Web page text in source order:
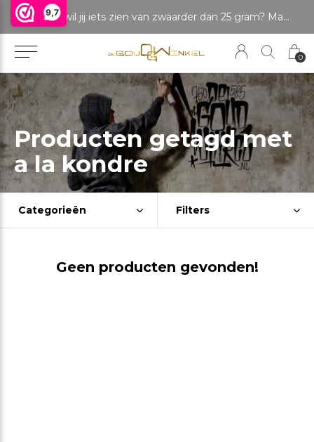
9,7
0
LET OP: wil jij iets zien van zwaarder dan 25 gram? Maak dan een afspraak om het product te bekijken. Producten boven de 25 gram NIET aanwezig in winkel.
Producten getagd met
a la kondre
Categorieën Filters
Geen producten gevonden!